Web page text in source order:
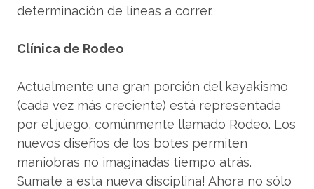
determinación de líneas a correr.
Clínica de Rodeo
Actualmente una gran porción del kayakismo
(cada vez más creciente) está representada
por el juego, comúnmente llamado Rodeo. Los
nuevos diseños de los botes permiten
maniobras no imaginadas tiempo atrás.
Sumate a esta nueva disciplina! Ahora no sólo